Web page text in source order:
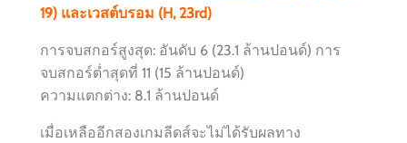
19) และเวสต์บรอม (H, 23rd)
การจบสกอร์สูงสุด: อันดับ 6 (23.1 ล้านปอนด์) การ
จบสกอร์ต่ำสุดที่ 11 (15 ล้านปอนด์)
ความแตกต่าง: 8.1 ล้านปอนด์
เมื่อเหลืออีกสองเกมลีดส์จะไม่ได้รับผลทาง